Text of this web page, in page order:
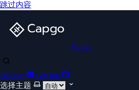
跳过内容
Capgo
Discord
GitHub
选择主题